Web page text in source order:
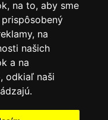
na to, aby sme
na
našich
a na
odkiaľ naši
6,